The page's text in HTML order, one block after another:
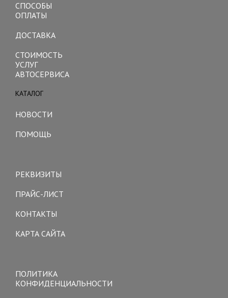
СПОСОБЫ
ОПЛАТЫ
ДОСТАВКА
СТОИМОСТЬ
УСЛУГ
АВТОСЕРВИСА
КАТАЛОГ
НОВОСТИ
ПОМОЩЬ
РЕКВИЗИТЫ
ПРАЙС-ЛИСТ
КОНТАКТЫ
КАРТА САЙТА
ПОЛИТИКА
КОНФИДЕНЦИАЛЬНОСТИ